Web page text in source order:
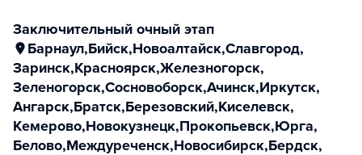
заключительный очный этап
Барнаул,Бийск,Новоалтайск,Славгород,
Заринск,Красноярск,Железногорск,
Зеленогорск,Сосновоборск,Ачинск,Иркутск,
Ангарск,Братск,Березовский,Киселевск,
Кемерово,Новокузнецк,Прокопьевск,Юрга,
Белово,Междуреченск,Новосибирск,Бердск,